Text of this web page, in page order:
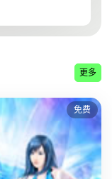
更多
免费